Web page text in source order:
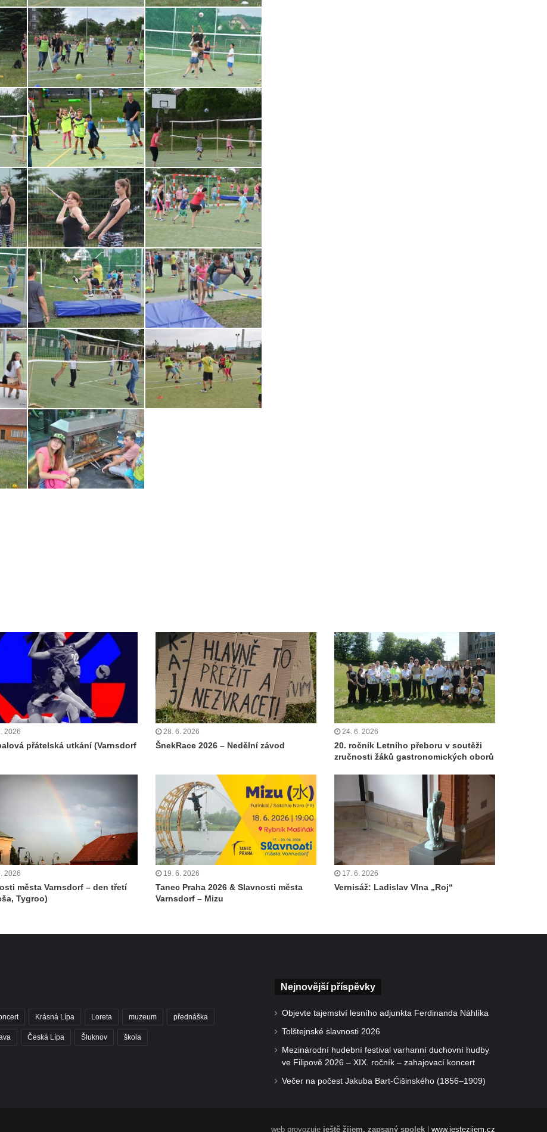
2026
přátelská utkání (Varnsdorf
28. 6. 2026
ŠnekRace 2026 – Nedělní závod
24. 6. 2026
20. ročník Letního přeboru v soutěži
zručnosti žáků gastronomických oborů
2026
města Varnsdorf – den třetí
Tygroo)
19. 6. 2026
Tanec Praha 2026 & Slavnosti města
Varnsdorf – Mizu
17. 6. 2026
Vernisáž: Ladislav Vlna „Roj“
Krásná Lípa Loreta muzeum přednáška
Česká Lípa Šluknov škola
Nejnovější příspěvky
Objevte tajemství lesního adjunkta Ferdinanda Náhlíka
Tolštejnské slavnosti 2026
Mezinárodní hudební festival varhanní duchovní hudby
ve Filipově 2026 – XIX. ročník – zahajovací koncert
Večer na počest Jakuba Bart-Ćišinského (1856–1909)
web provozuje ještě žijem, zapsaný spolek www.jestezijem.cz